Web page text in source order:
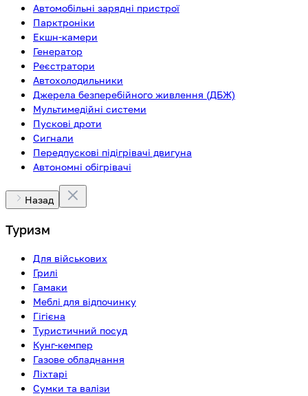
Автомобільні зарядні пристрої
Парктроніки
Екшн-камери
Генератор
Реєстратори
Автохолодильники
Джерела безперебійного живлення (ДБЖ)
Мультимедійні системи
Пускові дроти
Сигнали
Передпускові підігрівачі двигуна
Автономні обігрівачі
Назад
Туризм
Для військових
Грилі
Гамаки
Меблі для відпочинку
Гігієна
Туристичний посуд
Кунг-кемпер
Газове обладнання
Ліхтарі
Сумки та валізи